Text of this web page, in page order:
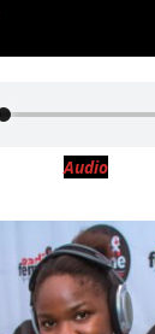
Audio